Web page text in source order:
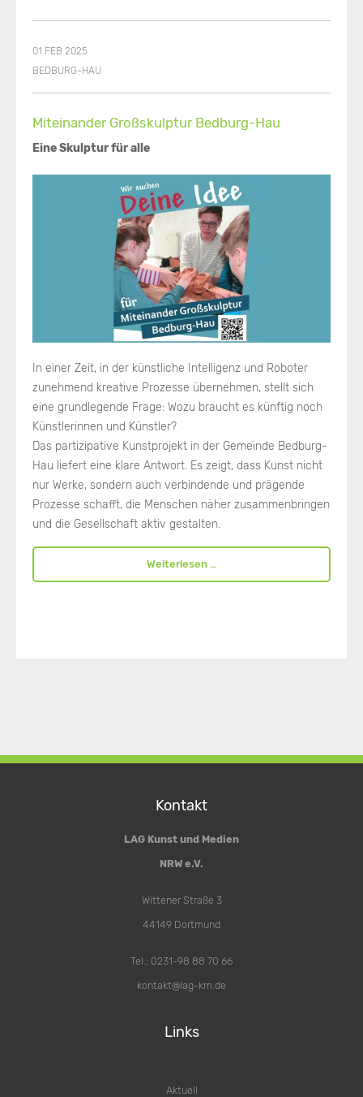
01 FEB 2025
BEDBURG-HAU
Miteinander Großskulptur Bedburg-Hau
Eine Skulptur für alle
In einer Zeit, in der künstliche Intelligenz und Roboter
zunehmend kreative Prozesse übernehmen, stellt sich
eine grundlegende Frage: Wozu braucht es künftig noch
Künstlerinnen und Künstler?
Das partizipative Kunstprojekt in der Gemeinde Bedburg-
Hau liefert eine klare Antwort. Es zeigt, dass Kunst nicht
nur Werke, sondern auch verbindende und prägende
Prozesse schafft, die Menschen näher zusammenbringen
und die Gesellschaft aktiv gestalten.
Weiterlesen …
Kontakt
LAG Kunst und Medien
NRW e.V.
Wittener Straße 3
44149 Dortmund
Tel.: 0231-98 88 70 66
kontakt@lag-km.de
Links
Aktuell